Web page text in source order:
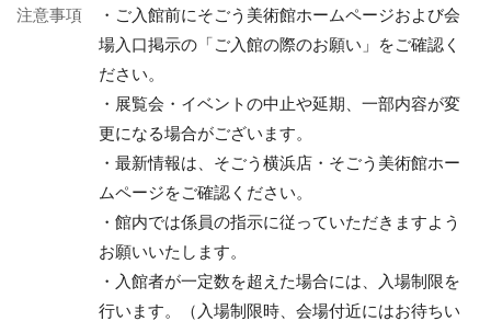
注意事項
・ご入館前にそごう美術館ホームページおよび会
場入口掲示の「ご入館の際のお願い」をご確認く
ださい。
・展覧会・イベントの中止や延期、一部内容が変
更になる場合がございます。
・最新情報は、そごう横浜店・そごう美術館ホー
ムページをご確認ください。
・館内では係員の指示に従っていただきますよう
お願いいたします。
・入館者が一定数を超えた場合には、入場制限を
行います。（入場制限時、会場付近にはお待ちい